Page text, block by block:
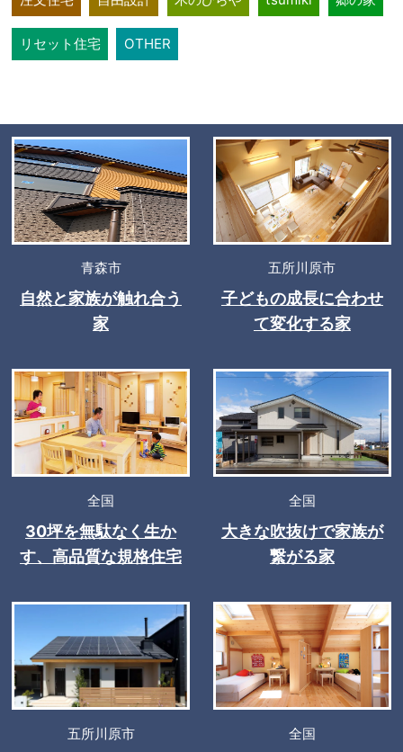
リセット住宅 OTHER
青森市
自然と家族が触れ合う
家
五所川原市
子どもの成長に合わせ
て変化する家
全国
30坪を無駄なく生か
す、高品質な規格住宅
全国
大きな吹抜けで家族が
繋がる家
五所川原市 全国